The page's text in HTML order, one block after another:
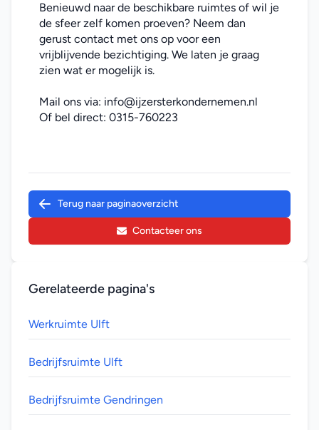
Benieuwd naar de beschikbare ruimtes of wil je
de sfeer zelf komen proeven? Neem dan
gerust contact met ons op voor een
vrijblijvende bezichtiging. We laten je graag
zien wat er mogelijk is.
Mail ons via: info@ijzersterkondernemen.nl
Of bel direct: 0315-760223
Terug naar paginaoverzicht
Contacteer ons
Gerelateerde pagina's
Werkruimte Ulft
Bedrijfsruimte Ulft
Bedrijfsruimte Gendringen